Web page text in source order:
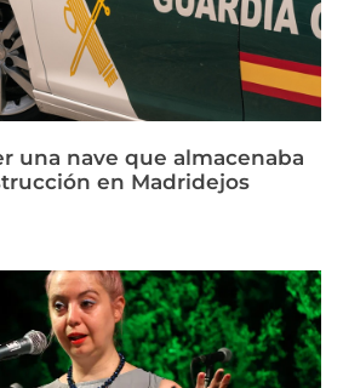
una nave que almacenaba
en Madridejos